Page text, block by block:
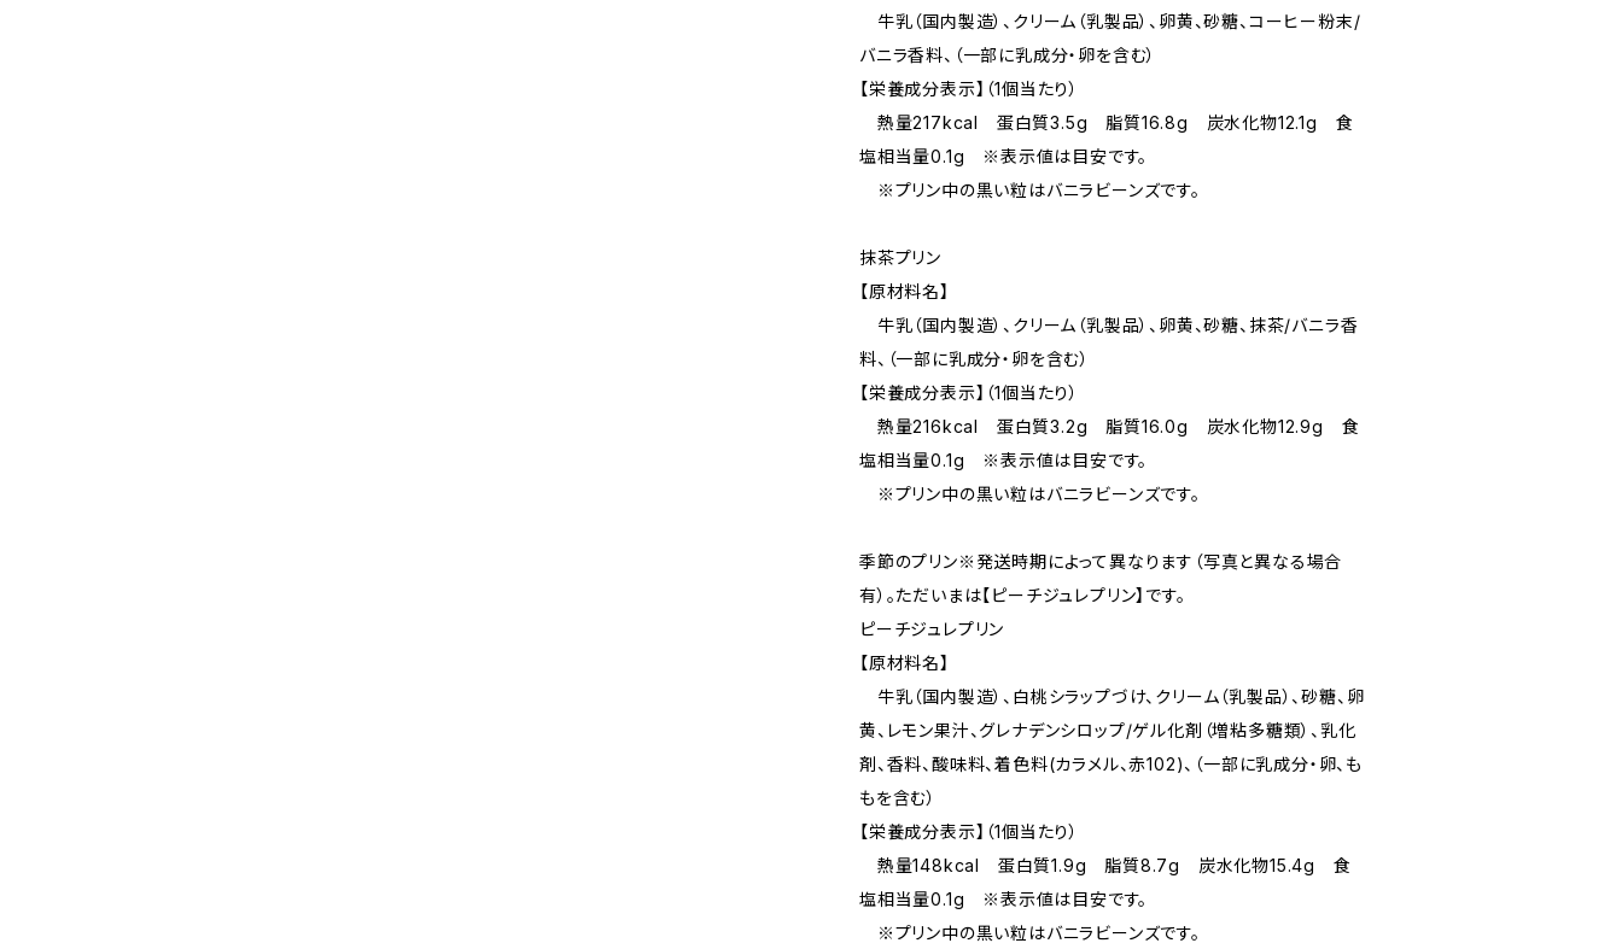
牛乳（国内製造）、クリーム（乳製品）、卵黄、砂糖、コーヒー粉末/
バニラ香料、（一部に乳成分・卵を含む）
【栄養成分表示】（1個当たり）
熱量217kcal 蛋白質3.5g 脂質16.8g 炭水化物12.1g 食
塩相当量0.1g ※表示値は目安です。
※プリン中の黒い粒はバニラビーンズです。
抹茶プリン
【原材料名】
牛乳（国内製造）、クリーム（乳製品）、卵黄、砂糖、抹茶/バニラ香
料、（一部に乳成分・卵を含む）
【栄養成分表示】（1個当たり）
熱量216kcal 蛋白質3.2g 脂質16.0g 炭水化物12.9g 食
塩相当量0.1g ※表示値は目安です。
※プリン中の黒い粒はバニラビーンズです。
季節のプリン※発送時期によって異なります（写真と異なる場合
有）。ただいまは【ピーチジュレプリン】です。
ピーチジュレプリン
【原材料名】
牛乳（国内製造）、白桃シラップづけ、クリーム（乳製品）、砂糖、卵
黄、レモン果汁、グレナデンシロップ/ゲル化剤（増粘多糖類）、乳化
剤、香料、酸味料、着色料(カラメル、赤102)、（一部に乳成分・卵、も
もを含む）
【栄養成分表示】（1個当たり）
熱量148kcal 蛋白質1.9g 脂質8.7g 炭水化物15.4g 食
塩相当量0.1g ※表示値は目安です。
※プリン中の黒い粒はバニラビーンズです。